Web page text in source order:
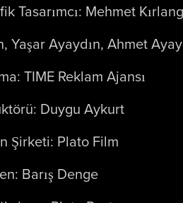
Tasarımcı: Mehmet
Yaşar Ayaydın, Ahmet
TIME Reklam Ajansı
Duygu Aykurt
Şirketi: Plato Film
Barış Denge